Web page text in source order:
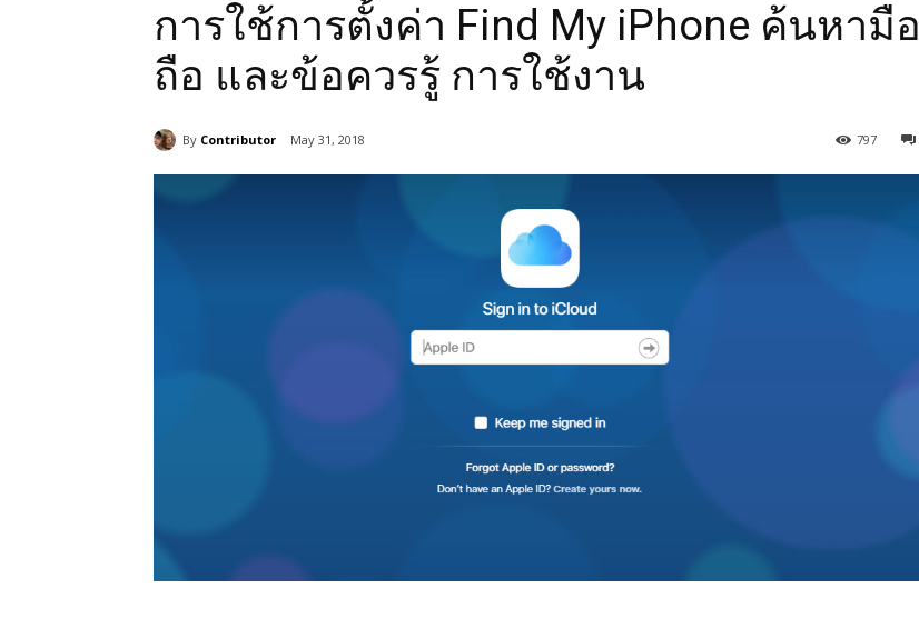
การใช้การตั้งค่า Find My iPhone ค้นหามือ
ถือ และข้อควรรู้ การใช้งาน
By Contributor May 31, 2018 797